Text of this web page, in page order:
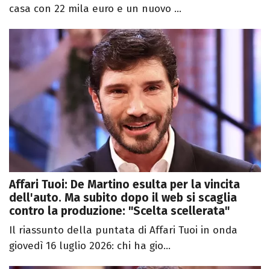
casa con 22 mila euro e un nuovo ...
Affari Tuoi: De Martino esulta per la vincita
dell'auto. Ma subito dopo il web si scaglia
contro la produzione: "Scelta scellerata"
Il riassunto della puntata di Affari Tuoi in onda
giovedì 16 luglio 2026: chi ha gio...